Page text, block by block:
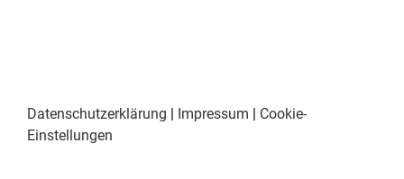
Datenschutzerklärung | Impressum | Cookie-
Einstellungen